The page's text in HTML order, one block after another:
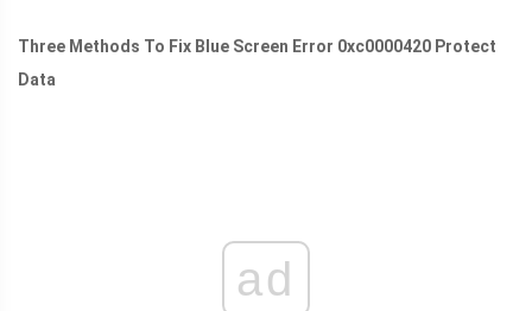
Three Methods To Fix Blue Screen Error 0xc0000420 Protect
Data
ad